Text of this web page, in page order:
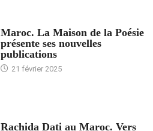
Maroc. La Maison de la Poésie
présente ses nouvelles
publications
21 février 2025
Rachida Dati au Maroc. Vers